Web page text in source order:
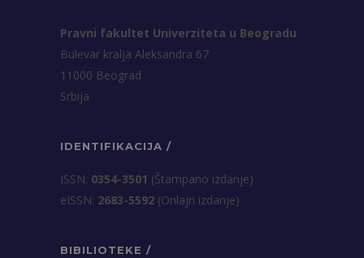
Pravni fakultet Univerziteta u Beogradu
Bulevar kralja Aleksandra 67
11000 Beograd
Srbija
IDENTIFIKACIJA /
ISSN: 0354-3501 (Štampano izdanje)
eISSN: 2683-5592 (Onlajn izdanje)
BIBILIOTEKE /